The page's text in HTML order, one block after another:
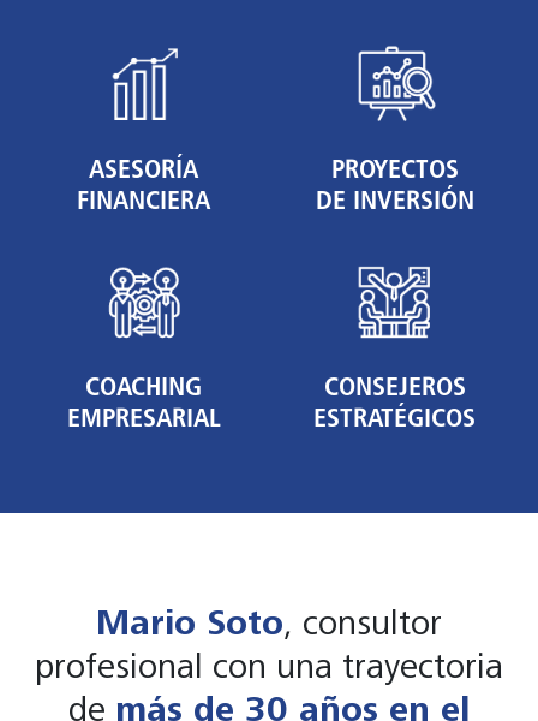
ASESORÍA
FINANCIERA
PROYECTOS
DE INVERSIÓN
COACHING
EMPRESARIAL
CONSEJEROS
ESTRATÉGICOS
Mario Soto, consultor
profesional con una trayectoria
de más de 30 años en el